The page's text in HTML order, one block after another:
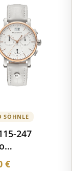
SÖHNLE
247
small
€